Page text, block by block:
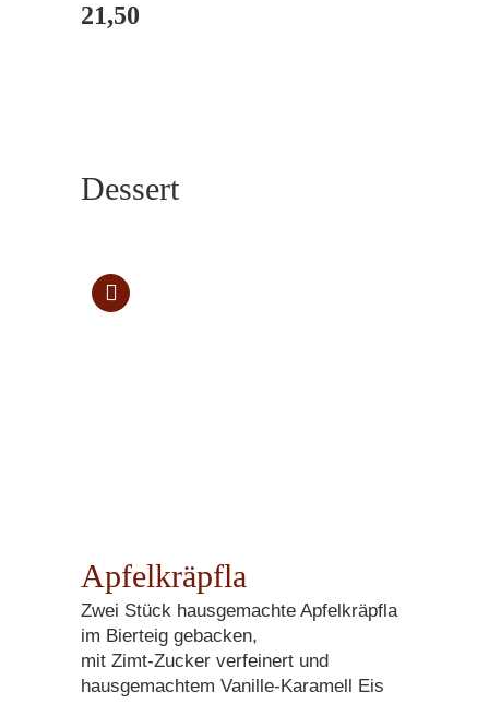
21,50
Dessert
Apfelkräpfla
Zwei Stück hausgemachte Apfelkräpfla
im Bierteig gebacken,
mit Zimt-Zucker verfeinert und
hausgemachtem Vanille-Karamell Eis